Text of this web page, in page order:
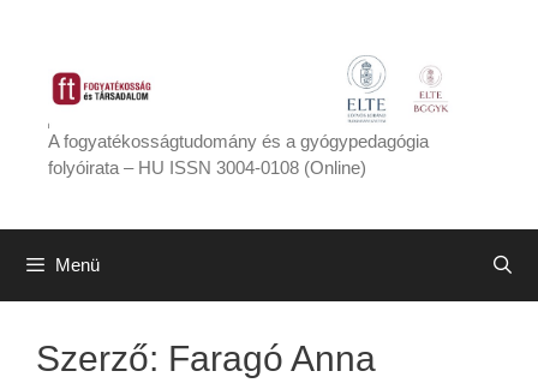
tartalomba
A fogyatékosságtudomány és a gyógypedagógia
folyóirata – HU ISSN 3004-0108 (Online)
Menü
Szerző: Faragó Anna